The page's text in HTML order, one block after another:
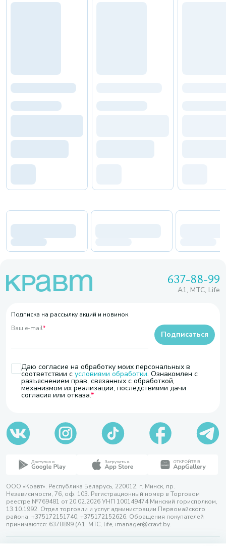
637-88-99
A1, МТС, Life
Подписка на рассылку акций и новинок
Ваш e-mail*
Даю согласие на обработку моих персональных в
соответствии с условиями обработки. Ознакомлен с
разъяснением прав, связанных с обработкой,
механизмом их реализации, последствиями дачи
согласия или отказа.
Подписаться
ООО «Кравт». Республика Беларусь, 220012, г. Минск, пр.
Независимости, 76, оф. 103. Регистрационный номер в Торговом
реестре №769481 от 20.02.2026 УНП 100149474 Минский горисполком,
13.10.1992. Отдел торговли и услуг администрации Первомайского
района, +375172151740; +375172152626. Обращения покупателей
принимаются: 6378899 (А1, МТС, life, imanager@cravt.by.